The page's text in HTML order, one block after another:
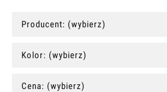
Producent: (wybierz)
Kolor: (wybierz)
Cena: (wybierz)